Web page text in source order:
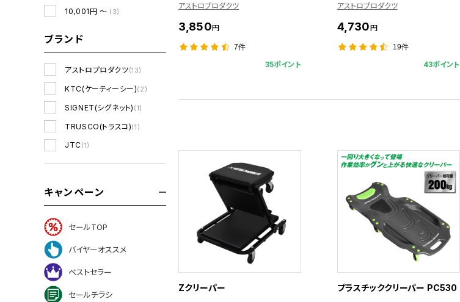
10,001円 ～ (3)
ブランド
アストロプロダクツ(13)
KTC(ケーティーシー)(2)
SIGNET(シグネット) (1)
TRUSCO(トラスコ)(1)
JTC (1)
キャンペーン
セールTOP
バイヤーオススメ
ベストセラー
セールチラシ
アストロプロダクツ
3,850円
7件
35ポイント
アストロプロダクツ
4,730円
19件
43ポイント
Zクリーパー プラスチッククリーパー PC530